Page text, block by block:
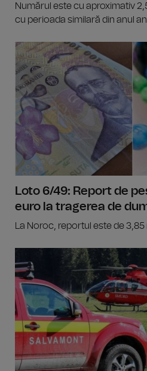
Numărul este cu aproximativ
cu perioada similară din anul
Loto 6/49: Report de
euro la tragerea de
La Noroc, reportul este de 3,85